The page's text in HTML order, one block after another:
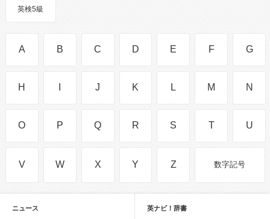
英検5級
A B C D E F G
H J K L M N
O P Q R S T U
V W X Y Z 数字記号
ニュース 英ナビ！辞書